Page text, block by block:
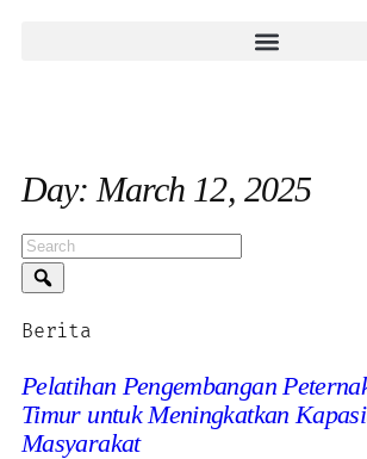
Day: March 12, 2025
Berita
Pelatihan Pengembangan
Timur untuk Meningkatkan
Masyarakat